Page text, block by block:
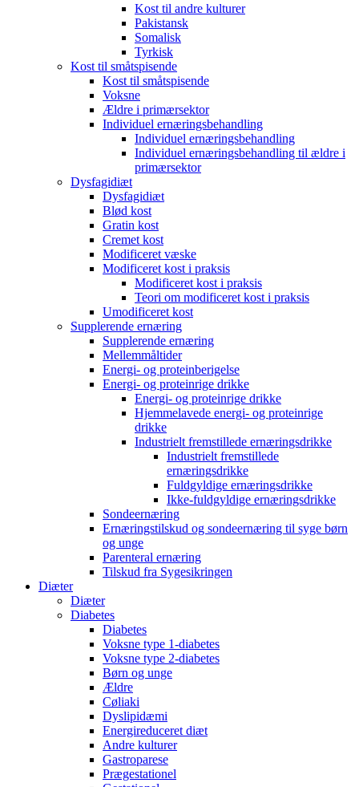
Kost til andre kulturer
Pakistansk
Somalisk
Tyrkisk
Kost til småtspisende
Kost til småtspisende
Voksne
Ældre i primærsektor
Individuel ernæringsbehandling
Individuel ernæringsbehandling
Individuel ernæringsbehandling til ældre i
primærsektor
Dysfagidiæt
Dysfagidiæt
Blød kost
Gratin kost
Cremet kost
Modificeret væske
Modificeret kost i praksis
Modificeret kost i praksis
Teori om modificeret kost i praksis
Umodificeret kost
Supplerende ernæring
Supplerende ernæring
Mellemmåltider
Energi- og proteinberigelse
Energi- og proteinrige drikke
Energi- og proteinrige drikke
Hjemmelavede energi- og proteinrige
drikke
Industrielt fremstillede ernæringsdrikke
Industrielt fremstillede
ernæringsdrikke
Fuldgyldige ernæringsdrikke
Ikke-fuldgyldige ernæringsdrikke
Sondeernæring
Ernæringstilskud og sondeernæring til syge børn
og unge
Parenteral ernæring
Tilskud fra Sygesikringen
Diæter
Diæter
Diabetes
Diabetes
Voksne type 1-diabetes
Voksne type 2-diabetes
Børn og unge
Ældre
Cøliaki
Dyslipidæmi
Energireduceret diæt
Andre kulturer
Gastroparese
Prægestationel